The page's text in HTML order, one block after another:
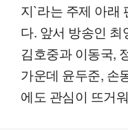
지`라는 주제 아래
다. 앞서 방송인
김호중과 이동국,
가운데 윤두준, 손
에도 관심이 뜨거